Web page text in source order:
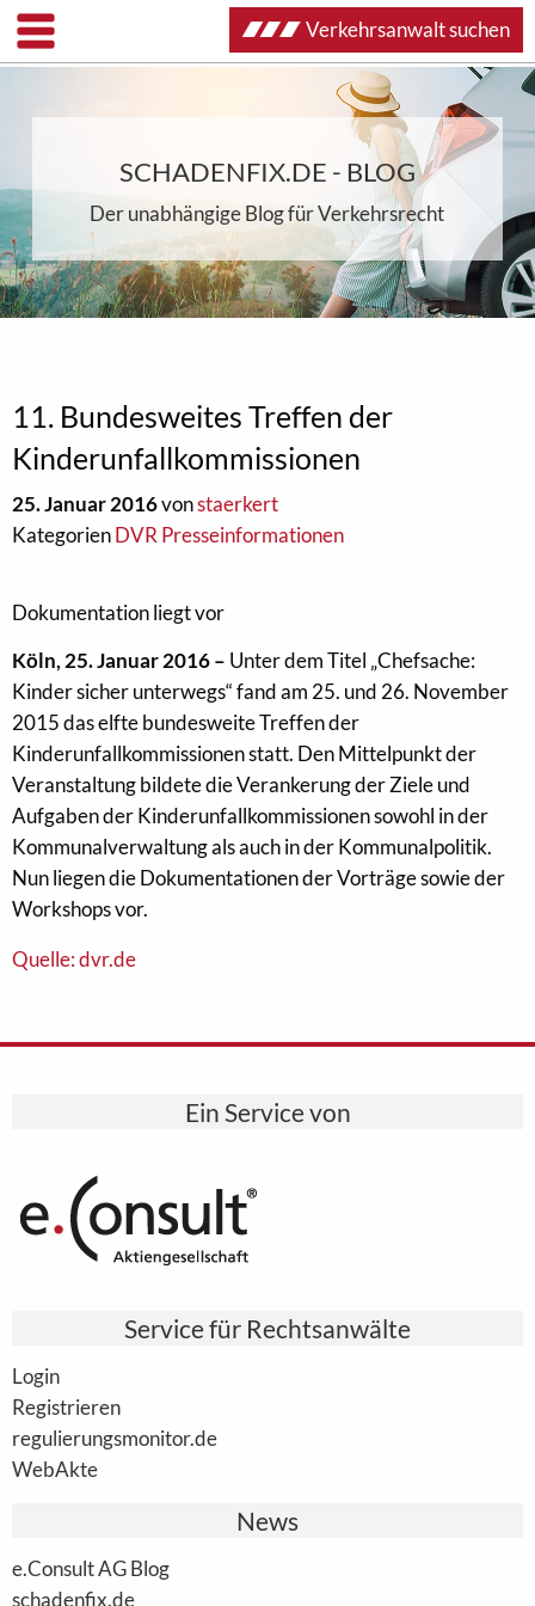
SCHADENFIX.DE - BLOG
Der unabhängige Blog für Verkehrsrecht
11. Bundesweites Treffen der
Kinderunfallkommissionen
25. Januar 2016vonstaerkert
KategorienDVR Presseinformationen
Dokumentation liegt vor
Köln, 25. Januar 2016 – Unter dem Titel „Chefsache:
Kinder sicher unterwegs“ fand am 25. und 26. November
2015 das elfte bundesweite Treffen der
Kinderunfallkommissionen statt. Den Mittelpunkt der
Veranstaltung bildete die Verankerung der Ziele und
Aufgaben der Kinderunfallkommissionen sowohl in der
Kommunalverwaltung als auch in der Kommunalpolitik.
Nun liegen die Dokumentationen der Vorträge sowie der
Workshops vor.
Quelle: dvr.de
Ein Service von
Service für Rechtsanwälte
Login
Registrieren
regulierungsmonitor.de
WebAkte
News
e.Consult AG Blog
schadenfix.de
Verkehrsanwalt suchen